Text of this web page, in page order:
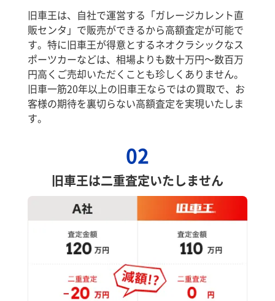
旧車王は、自社で運営する「ガレージカレント直
販センタ」で販売ができるから高額査定が可能で
す。特に旧車王が得意とするネオクラシックなス
ポーツカーなどは、相場よりも数十万円～数百万
円高くご売却いただくことも珍しくありません。
旧車一筋20年以上の旧車王ならではの買取で、お
客様の期待を裏切らない高額査定を実現いたしま
す。
02
旧車王は二重査定いたしません